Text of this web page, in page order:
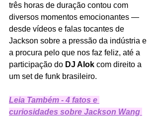
três horas de duração contou com
diversos momentos emocionantes —
desde vídeos e falas tocantes de
Jackson sobre a pressão da indústria e
a procura pelo que nos faz feliz, até a
participação do DJ Alok com direito a
um set de funk brasileiro.
Leia Também - 4 fatos e
curiosidades sobre Jackson Wang